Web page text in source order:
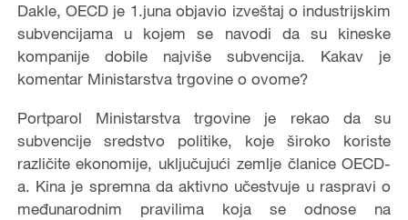
Dakle, OECD je 1.juna objavio izveštaj o industrijskim
subvencijama u kojem se navodi da su kineske
kompanije dobile najviše subvencija. Kakav je
komentar Ministarstva trgovine o ovome?
Portparol Ministarstva trgovine je rekao da su
subvencije sredstvo politike, koje široko koriste
različite ekonomije, uključujući zemlje članice OECD-
a. Kina je spremna da aktivno učestvuje u raspravi o
međunarodnim pravilima koja se odnose na